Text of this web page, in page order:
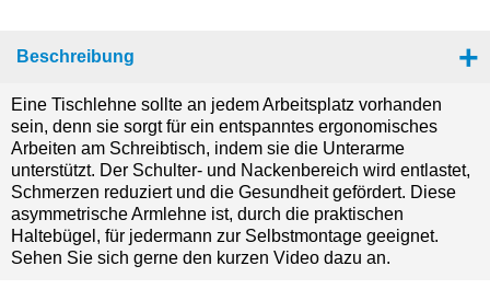
Beschreibung
Eine Tischlehne sollte an jedem Arbeitsplatz vorhanden
sein, denn sie sorgt für ein entspanntes ergonomisches
Arbeiten am Schreibtisch, indem sie die Unterarme
unterstützt. Der Schulter- und Nackenbereich wird entlastet,
Schmerzen reduziert und die Gesundheit gefördert. Diese
asymmetrische Armlehne ist, durch die praktischen
Haltebügel, für jedermann zur Selbstmontage geeignet.
Sehen Sie sich gerne den kurzen Video dazu an.